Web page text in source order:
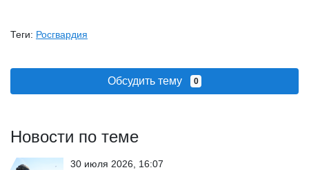
Теги: Росгвардия
Обсудить тему 0
Новости по теме
30 июля 2026, 16:07